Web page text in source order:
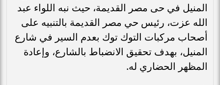
المنيل في حى مصر القديمة، حيث نبه اللواء عبد
الله عزت، رئيس حي مصر القديمة بالتنبيه على
أصحاب مركبات التوك توك بعدم السير في شارع
المنيل، بهدف تحقيق الانضباط بالشارع، وإعادة
المظهر الحضاري له.